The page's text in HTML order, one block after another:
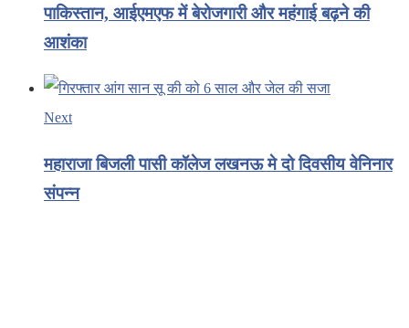
पाकिस्तान, आईएमएफ में बेरोजगारी और महंगाई बढ़ने की
आशंका
Next
महाराजा बिजली पासी कॉलेज लखनऊ मे दो दिवसीय वेनिनार
संपन्न